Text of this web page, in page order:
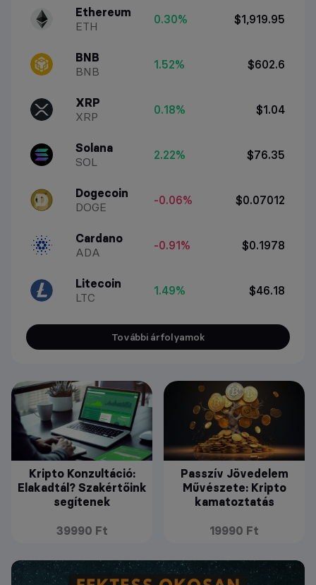
Ethereum
ETH
0.30% $1,919.95
BNB
BNB
1.52% $602.6
XRP
XRP
0.18% $1.04
Solana
SOL
2.22% $76.35
Dogecoin
DOGE
-0.06% $0.07012
Cardano
ADA
-0.91% $0.1978
Litecoin
LTC
1.49% $46.18
További árfolyamok
Kripto Konzultáció:
Elakadtál? Szakértőink
segítenek
39990 Ft
Passzív Jövedelem
Művészete: Kripto
kamatoztatás
19990 Ft